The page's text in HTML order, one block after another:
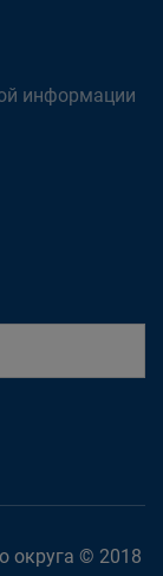
информации
округа © 2018